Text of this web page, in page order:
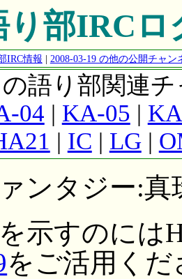
り部IRCロ
IRC情報 | 2008-03-19 の他の公開チャン
の語り部関連
04 | KA-05 |
| IC | LG|
ンタジー:真
示すのには
をご活用く